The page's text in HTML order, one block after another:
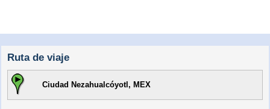
Ruta de viaje
Ciudad Nezahualcóyotl, MEX